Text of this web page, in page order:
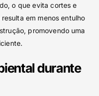
o que evita cortes e
em menos entulho
promovendo uma
durante